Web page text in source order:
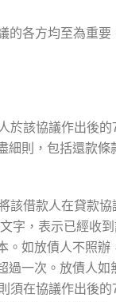
的各方均至為重
該協議作出後
則，包括還款
借款人在貸款
字，表示已經收
如放債人不照
一次。放債人
在協議作出後